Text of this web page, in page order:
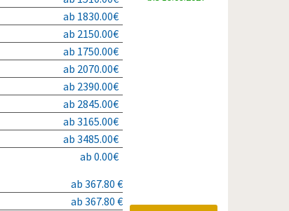
ab 1830.00€
ab 2150.00€
ab 1750.00€
ab 2070.00€
ab 2390.00€
ab 2845.00€
ab 3165.00€
ab 3485.00€
ab 0.00€
ab 367.80 €
ab 367.80 €